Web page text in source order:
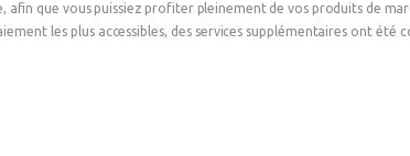
afin que vous puissiez profiter pleinement de vos produits de
les plus accessibles, des services supplémentaires ont